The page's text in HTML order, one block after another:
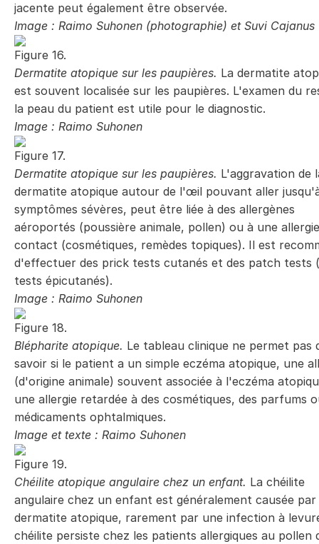
jacente peut également être observée.
Image : Raimo Suhonen (photographie) et Suvi Cajanus
Figure 16.
Dermatite atopique sur les paupières. La dermatite
est souvent localisée sur les paupières. L'examen du
la peau du patient est utile pour le diagnostic.
Image : Raimo Suhonen
Figure 17.
Dermatite atopique sur les paupières. L'aggravation de
dermatite atopique autour de l'œil pouvant aller
symptômes sévères, peut être liée à des allergènes
aéroportés (poussière animale, pollen) ou à une
contact (cosmétiques, remèdes topiques). Il est
d'effectuer des prick tests cutanés et des patch tests
tests épicutanés).
Image : Raimo Suhonen
Figure 18.
Blépharite atopique. Le tableau clinique ne permet pas
savoir si le patient a un simple eczéma atopique, une
(d'origine animale) souvent associée à l'eczéma
une allergie retardée à des cosmétiques, des parfums
médicaments ophtalmiques.
Image et texte : Raimo Suhonen
Figure 19.
Chéilite atopique angulaire chez un enfant. La chéilite
angulaire chez un enfant est généralement causée par
dermatite atopique, rarement par une infection à
chéilite persiste chez les patients allergiques au pollen